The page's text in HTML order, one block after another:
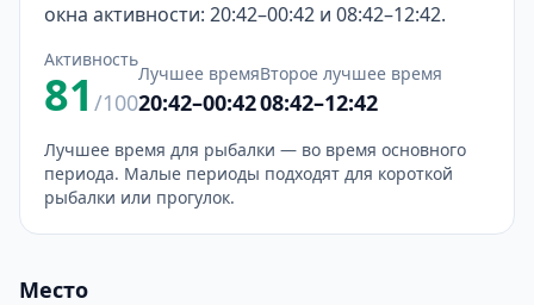
окна активности: 20:42–00:42 и 08:42–12:42.
Активность
81 /100
Лучшее время
20:42–00:42
Второе лучшее время
08:42–12:42
Лучшее время для рыбалки — во время основного
периода. Малые периоды подходят для короткой
рыбалки или прогулок.
Место